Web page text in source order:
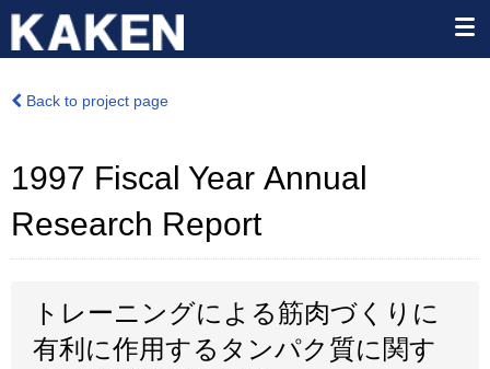
Back to project page
1997 Fiscal Year Annual
Research Report
トレーニングによる筋肉づくりに
有利に作用するタンパク質に関す